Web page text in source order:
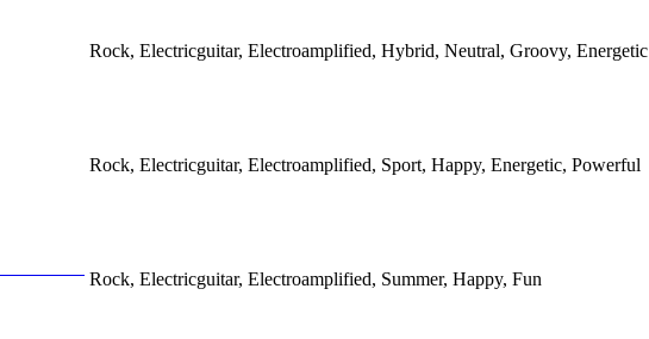
Rock, Electricguitar, Electroamplified, Hybrid, Neutral, Groovy, Energetic
Rock, Electricguitar, Electroamplified, Sport, Happy, Energetic, Powerful
Rock, Electricguitar, Electroamplified, Summer, Happy, Fun